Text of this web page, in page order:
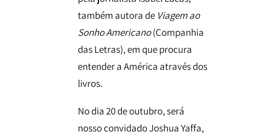
também autora de Viagem ao
Sonho Americano(Companhia
das Letras), em que procura
entender a América através dos
livros.
No dia 20 de outubro, será
nosso convidado Joshua Yaffa,